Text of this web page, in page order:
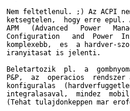
Nem feltetlenul. ;) Az ACPI
ketsegtelen,  hogy erre epul.
APM   (Advanced   Power
Configuration   and  Power
komplexebb,  es  a hardver-
iranyitasat is jelenti.
Beletartozik  pl.  a
P&P,  az  operacios
konfiguralas
integralasaval,  mindez
(Tehat tulajdonkeppen mar